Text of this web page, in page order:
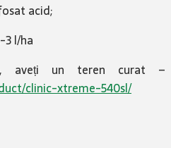
acid;​
3 l/ha​
aveți un teren curat –
clinic-xtreme-540sl/​